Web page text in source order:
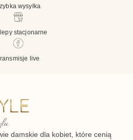
wysyłka
stacjonarne
live
damskie dla kobiet, które cenią